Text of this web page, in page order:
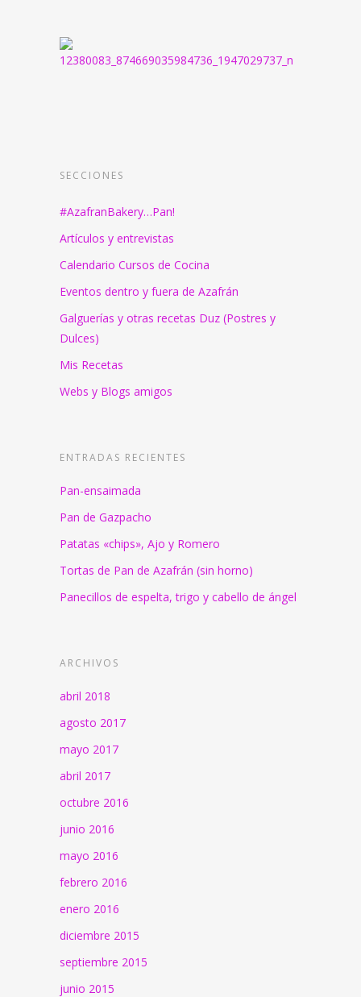
SECCIONES
#AzafranBakery…Pan!
Artículos y entrevistas
Calendario Cursos de Cocina
Eventos dentro y fuera de Azafrán
Galguerías y otras recetas Duz (Postres y
Dulces)
Mis Recetas
Webs y Blogs amigos
ENTRADAS RECIENTES
Pan-ensaimada
Pan de Gazpacho
Patatas «chips», Ajo y Romero
Tortas de Pan de Azafrán (sin horno)
Panecillos de espelta, trigo y cabello de ángel
ARCHIVOS
abril 2018
agosto 2017
mayo 2017
abril 2017
octubre 2016
junio 2016
mayo 2016
febrero 2016
enero 2016
diciembre 2015
septiembre 2015
junio 2015